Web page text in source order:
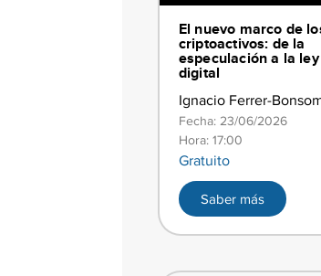
El nuevo marco de
criptoactivos: de la
especulación a la ley
digital
Ignacio Ferrer-
Fecha: 23/06/2026
Hora: 17:00
Gratuito
Saber más